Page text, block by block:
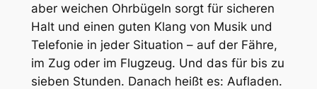
aber weichen Ohrbügeln sorgt für sicheren
Halt und einen guten Klang von Musik und
Telefonie in jeder Situation – auf der Fähre,
im Zug oder im Flugzeug. Und das für bis zu
sieben Stunden. Danach heißt es: Aufladen.